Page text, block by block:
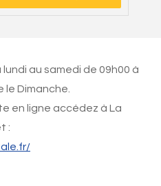
au samedi de 09h00 à
le Dimanche.
en ligne accédez à La
: